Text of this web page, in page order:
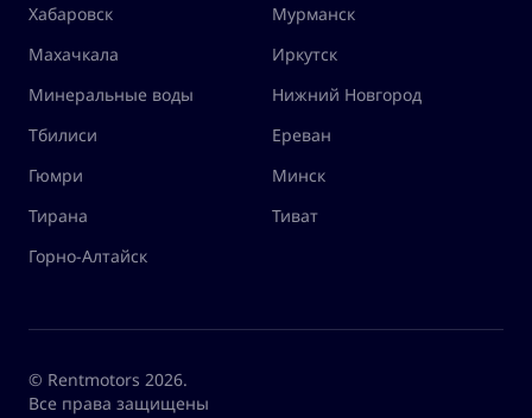
Хабаровск
Мурманск
Махачкала
Иркутск
Минеральные воды
Нижний Новгород
Тбилиси
Ереван
Гюмри
Минск
Тирана
Тиват
Горно-Алтайск
© Rentmotors 2026.
Все права защищены